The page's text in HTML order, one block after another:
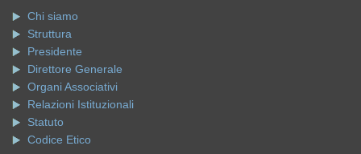
Chi siamo
Struttura
Presidente
Direttore Generale
Organi Associativi
Relazioni Istituzionali
Statuto
Codice Etico